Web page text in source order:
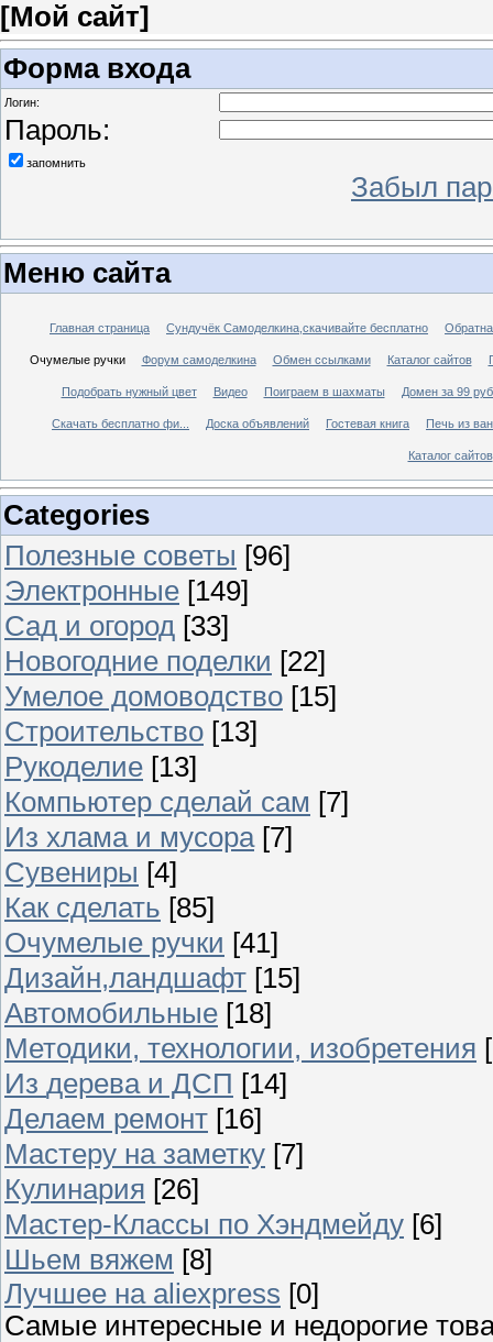
[Мой сайт]
Форма входа
Логин:
Пароль:
запомнить
Забыл
Меню сайта
Главная страница Сундучёк Самоделкина,скачивайте бесплатно
Очумелые ручки Форум самоделкина Обмен ссылками Каталог сайтов
Подобрать нужный цвет Видео Поиграем в шахматы Домен за 99
Скачать бесплатно фи... Доска объявлений Гостевая книга Печь из
Каталог сайтов
Categories
Полезные советы [96]
Электронные [149]
Сад и огород [33]
Новогодние поделки [22]
Умелое домоводство [15]
Строительство [13]
Рукоделие [13]
Компьютер сделай сам [7]
Из хлама и мусора [7]
Сувениры [4]
Как сделать [85]
Очумелые ручки [41]
Дизайн,ландшафт [15]
Автомобильные [18]
Методики, технологии, изобретения
Из дерева и ДСП [14]
Делаем ремонт [16]
Мастеру на заметку [7]
Кулинария [26]
Мастер-Классы по Хэндмейду [6]
Шьем вяжем [8]
Лучшее на aliexpress [0]
Самые